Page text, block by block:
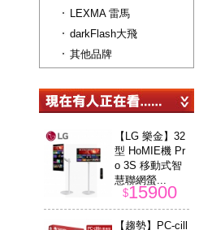
LEXMA 雷馬
darkFlash大飛
其他品牌
【LG 樂金】32
型 HoMIE機 Pr
o 3S 移動式智
慧聯網螢...
$15900
【趨勢】PC-cill